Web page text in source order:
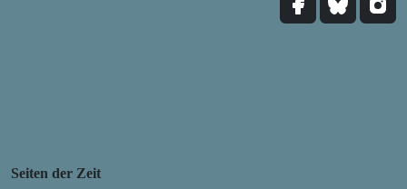
Seiten der Zeit